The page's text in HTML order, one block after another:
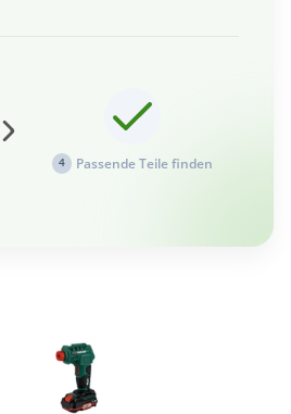
4 Passende Teile finden